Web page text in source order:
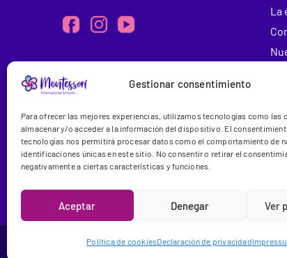
Gestionar consentimiento
Para ofrecer las mejores experiencias, utilizamos tecnologías como las
almacenar y/o acceder a la información del dispositivo. El
tecnologías nos permitirá procesar datos como el comportamiento de
identificaciones únicas en este sitio. No consentir o retirar el
negativamente a ciertas características y funciones.
Aceptar Denegar Ver
Política de cookiesDeclaración de privacidad
La
Montessori International